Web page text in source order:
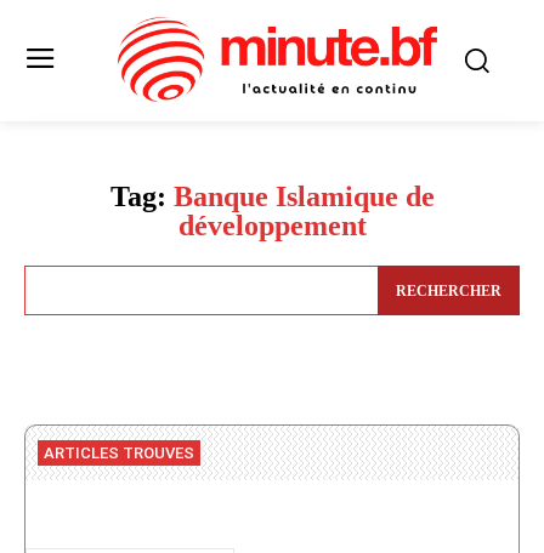
Tag: Banque Islamique de
développement
RECHERCHER
ARTICLES TROUVES